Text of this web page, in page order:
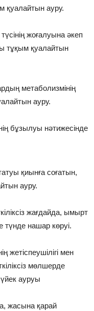
қуалайтын ауру.
жоғалуына әкеп
тұқым қуалайтын
метаболизмінің
ауру.
бұзылуы нәтижесінде
қиынға соғатын,
ауру.
жағдайда, ымырт
нашар көруі.
жетіспеушілігі мен
мөлшерде
ауруы
жасына қарай